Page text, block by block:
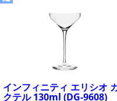
インフィニティ エリシオ
クテル 130ml (DG-9608)